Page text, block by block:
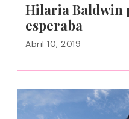
Hilaria Baldwin
esperaba
Abril 10, 2019